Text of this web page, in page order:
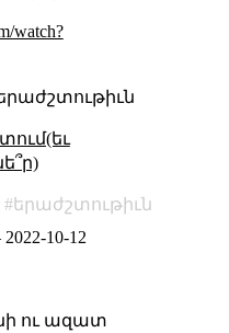
watch?
երաժշտութիւն
2022-10-12
ու ազատ